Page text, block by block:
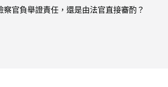
官負舉證責任，還是由法官直接審酌？